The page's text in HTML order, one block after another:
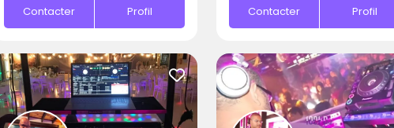
Contacter Profil Contacter Profil